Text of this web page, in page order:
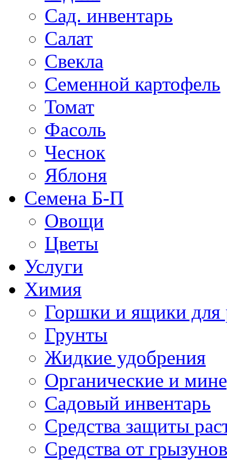
Сад. инвентарь
Салат
Свекла
Семенной картофель
Томат
Фасоль
Чеснок
Яблоня
Семена Б-П
Овощи
Цветы
Услуги
Химия
Горшки и ящики для
Грунты
Жидкие удобрения
Органические и
Садовый инвентарь
Средства защиты
Средства от грызунов